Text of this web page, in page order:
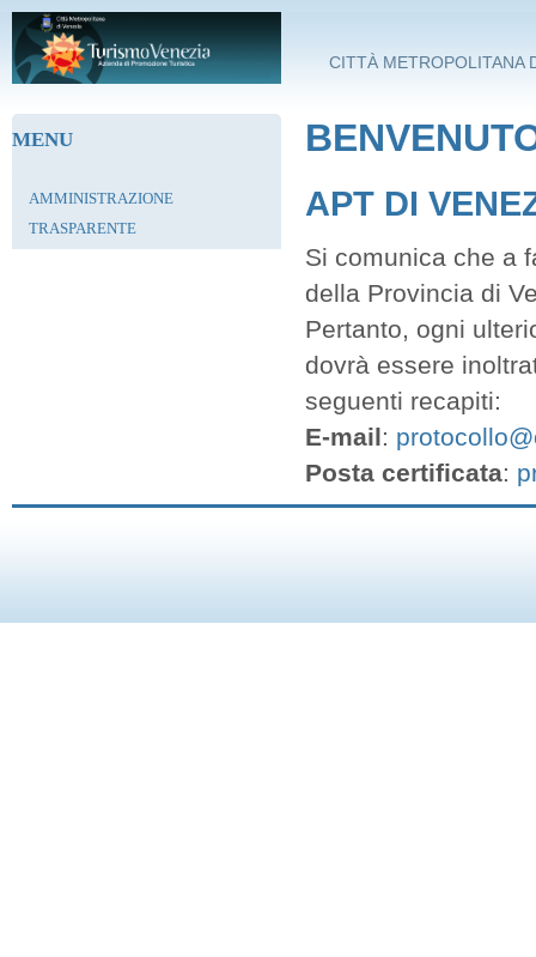
Salta al contenuto principale
CITTÀ METROPOLITANA
MENU
AMMINISTRAZIONE
TRASPARENTE
APT DI
Si comunica che a
della Provincia di
Pertanto, ogni
dovrà essere
seguenti recapiti:
E-mail:
Posta certificata: